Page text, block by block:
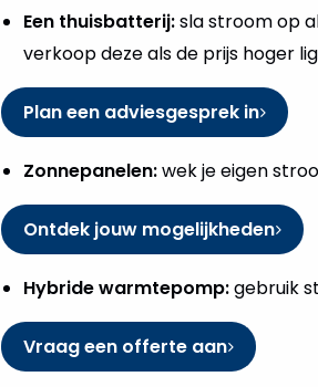
Een thuisbatterij:sla stroom op
verkoop deze als de prijs hoger
Plan een adviesgesprek in
Zonnepanelen:wek je eigen
Ontdek jouw mogelijkheden
Hybride warmtepomp:gebruik
Vraag een offerte aan